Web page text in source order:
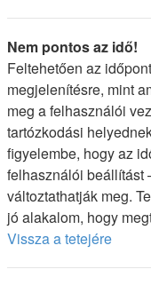
Nem pontos az idő!
Feltehetően az
megjelenítésre, mint
meg a felhasználói
tartózkodási
figyelembe, hogy az
felhasználói beállítást
változtathatják meg.
jó alakalom, hogy
Vissza a tetejére